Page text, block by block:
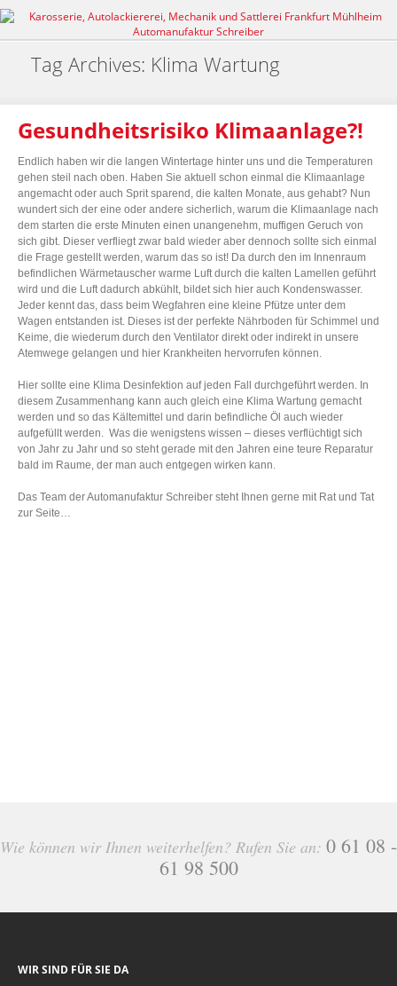
Tag Archives: Klima Wartung
Gesundheitsrisiko Klimaanlage?!
Endlich haben wir die langen Wintertage hinter uns und die Temperaturen
gehen steil nach oben. Haben Sie aktuell schon einmal die Klimaanlage
angemacht oder auch Sprit sparend, die kalten Monate, aus gehabt? Nun
wundert sich der eine oder andere sicherlich, warum die Klimaanlage nach
dem starten die erste Minuten einen unangenehm, muffigen Geruch von
sich gibt. Dieser verfliegt zwar bald wieder aber dennoch sollte sich einmal
die Frage gestellt werden, warum das so ist! Da durch den im Innenraum
befindlichen Wärmetauscher warme Luft durch die kalten Lamellen geführt
wird und die Luft dadurch abkühlt, bildet sich hier auch Kondenswasser.
Jeder kennt das, dass beim Wegfahren eine kleine Pfütze unter dem
Wagen entstanden ist. Dieses ist der perfekte Nährboden für Schimmel und
Keime, die wiederum durch den Ventilator direkt oder indirekt in unsere
Atemwege gelangen und hier Krankheiten hervorrufen können.
Hier sollte eine Klima Desinfektion auf jeden Fall durchgeführt werden. In
diesem Zusammenhang kann auch gleich eine Klima Wartung gemacht
werden und so das Kältemittel und darin befindliche Öl auch wieder
aufgefüllt werden. Was die wenigstens wissen – dieses verflüchtigt sich
von Jahr zu Jahr und so steht gerade mit den Jahren eine teure Reparatur
bald im Raume, der man auch entgegen wirken kann.
Das Team der Automanufaktur Schreiber steht Ihnen gerne mit Rat und Tat
zur Seite…
Wie können wir Ihnen weiterhelfen? Rufen Sie an: 0 61 08 -
61 98 500
WIR SIND FÜR SIE DA